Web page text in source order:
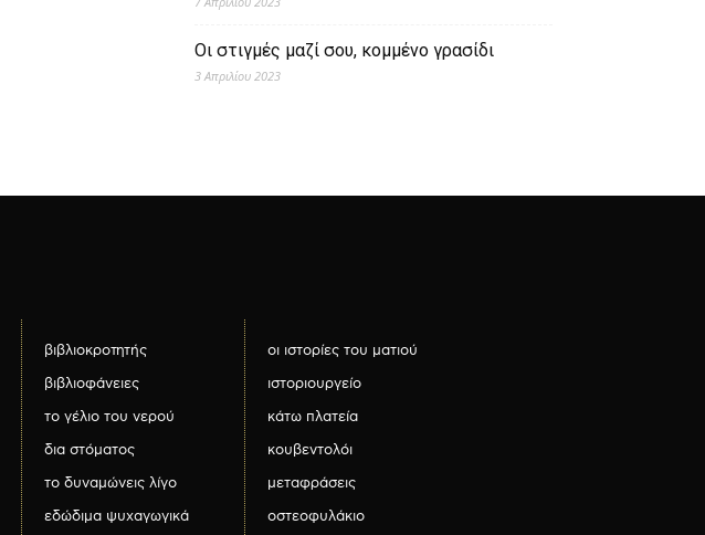
Οι στιγμές μαζί σου, κομμένο γρασίδι
3 Απριλίου 2023
βιβλιοκροτητής
βιβλιοφάνειες
το γέλιο του νερού
δια στόματος
το δυναμώνεις λίγο
εδώδιμα ψυχαγωγικά
οι ιστορίες του ματιού
ιστοριουργείο
κάτω πλατεία
κουβεντολόι
μεταφράσεις
οστεοφυλάκιο